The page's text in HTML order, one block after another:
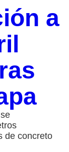
a
de concreto